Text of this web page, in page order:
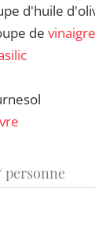
d'huile
de
personne